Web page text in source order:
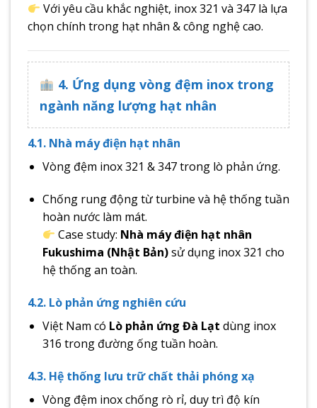
Với yêu cầu khắc nghiệt, inox 321 và 347 là lựa
chọn chính trong hạt nhân & công nghệ cao.
4. Ứng dụng vòng đệm inox trong
ngành năng lượng hạt nhân
4.1. Nhà máy điện hạt nhân
Vòng đệm inox 321 & 347 trong lò phản ứng.
Chống rung động từ turbine và hệ thống tuần
hoàn nước làm mát.
Case study: Nhà máy điện hạt nhân
Fukushima (Nhật Bản)sử dụng inox 321 cho
hệ thống an toàn.
4.2. Lò phản ứng nghiên cứu
Việt Nam có Lò phản ứng Đà Lạt dùng inox
316 trong đường ống tuần hoàn.
4.3. Hệ thống lưu trữ chất thải phóng xạ
Vòng đệm inox chống rò rỉ, duy trì độ kín